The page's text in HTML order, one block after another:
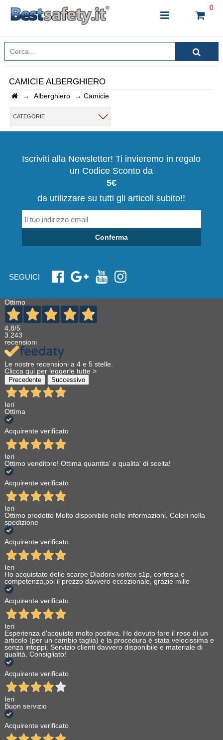
0
INSERISCI IL NOME DEL PRODOTTO CHE STAI
CERCANDO
CHIUDI RICERCA
CAMICIE ALBERGHIERO
→ Alberghiero → Camicie
CATEGORIE
Iscriviti alla Newsletter! Ti invieremo in regalo
un Codice Sconto da
5€
da utilizzare su tutti gli articoli subito!!
Conferma
SEGUICI
Ottimo
4,8/5
3.243
recensioni
Le nostre recensioni a 4 e 5 stelle.
Clicca qui per leggerle tutte >
Precedente Successivo
Ieri
Ottima
Acquirente verificato
Ieri
Ottimo venditore! Ottima quantita' e qualita' di scelta!
Acquirente verificato
Ieri
Ottimo prodotto Molto disponibile nelle informazioni. Celeri nella
spedizione
Acquirente verificato
Ieri
Ho acquistato delle scarpe Diadora vortex s1p, cortesia e
competenza,poi il prezzo davvero eccezionale, grazie mille
Acquirente verificato
Ieri
Esperienza d'acquisto molto positiva. Ho dovuto fare il reso di un
articolo (per un cambio taglia) e la procedura è stata velocissima e
senza intoppi. Servizio clienti davvero disponibile e materiale di
qualità. Consigliato!
Acquirente verificato
Ieri
Buon servizio
Acquirente verificato